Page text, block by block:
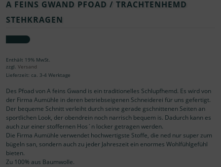
A FEINS GWAND PFOAD / TRACHTENHEMD
STEHKRAGEN
Enthält 19% MwSt.
zzgl. Versand
Lieferzeit: ca. 3-4 Werktage
Des Pfoad von A feins Gwand is ein traditionelles Schlupfhemd. Es wird von
der Firma Aumühle in deren betriebseigenen Schneiderei für uns gefertigt.
Der bequeme Schnitt verleiht durch seine gerade gschnittenen Seiten an
sportlichen Look, der obendrein noch narrisch bequem is. Dadurch kann es
auch zur einer stoffernen Hos´n locker getragen werden.
Die Firma Aumühle verwendet hochwertigste Stoffe, die ned nur super zum
bügeln san, sondern auch zu jeder Jahreszeit ein enormes Wohlfühlgefühl
bieten.
Zu 100% aus Baumwolle.